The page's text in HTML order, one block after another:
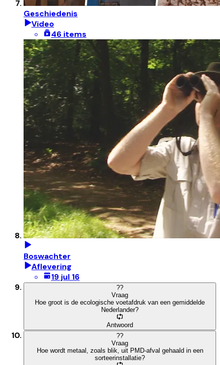
Geschiedenis
Video
46 items
Boswachter
Aflevering
19 jul 16
??
Vraag
Hoe groot is de ecologische voetafdruk van een gemiddelde
Nederlander?
Antwoord
??
Vraag
Hoe wordt metaal, zoals blik, uit PMD-afval gehaald in een
sorteerinstallatie?